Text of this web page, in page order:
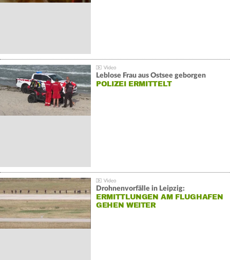
Leblose Frau aus Ostsee geborgen
POLIZEI ERMITTELT
Drohnenvorfälle in Leipzig:
ERMITTLUNGEN AM FLUGHAFEN
GEHEN WEITER